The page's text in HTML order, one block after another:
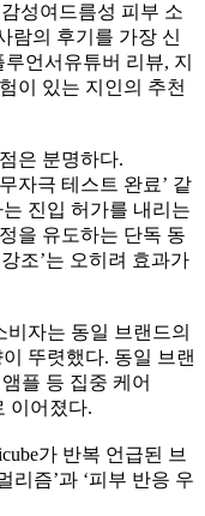
성여드름성 피부 소
람의 후기를 가장 신
언서유튜버 리뷰, 지
이 있는 지인의 추천
은 분명하다.
무자극 테스트 완료’ 같
진입 허가를 내리는
을 유도하는 단독 동
조’는 오히려 효과가
자는 동일 브랜드의
뚜렷했다. 동일 브랜
플 등 집중 케어
이어졌다.
가 반복 언급된 브
리즘’과 ‘피부 반응 우